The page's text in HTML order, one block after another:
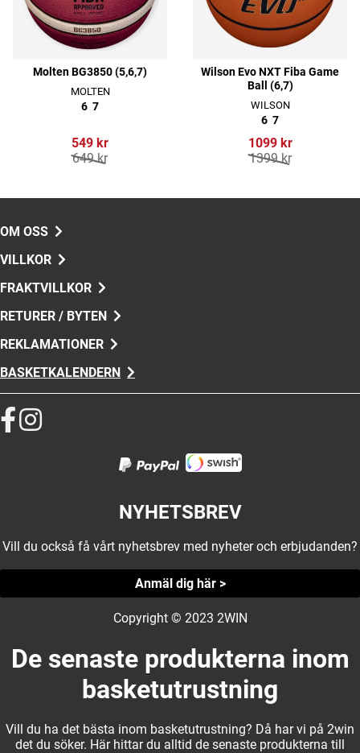
Molten BG3850 (5,6,7)
MOLTEN
6 7
549 kr
649 kr
Wilson Evo NXT Fiba Game
Ball (6,7)
WILSON
6 7
1099 kr
1399 kr
OM OSS
VILLKOR
FRAKTVILLKOR
RETURER / BYTEN
REKLAMATIONER
BASKETKALENDERN
NYHETSBREV
Vill du också få vårt nyhetsbrev med nyheter och erbjudanden?
Anmäl dig här >
Copyright © 2023 2WIN
De senaste produkterna inom
basketutrustning
Vill du ha det bästa inom basketutrustning? Då har vi på 2win
det du söker. Här hittar du alltid de senaste produkterna till